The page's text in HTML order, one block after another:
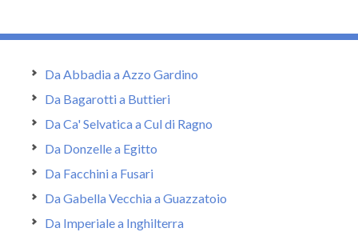
Da Abbadia a Azzo Gardino
Da Bagarotti a Buttieri
Da Ca' Selvatica a Cul di Ragno
Da Donzelle a Egitto
Da Facchini a Fusari
Da Gabella Vecchia a Guazzatoio
Da Imperiale a Inghilterra